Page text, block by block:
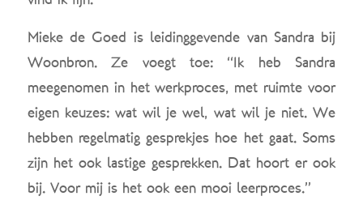
Mieke de Goed is leidinggevende van Sandra bij
Woonbron. Ze voegt toe: “Ik heb Sandra
meegenomen in het werkproces, met ruimte voor
eigen keuzes: wat wil je wel, wat wil je niet. We
hebben regelmatig gesprekjes hoe het gaat. Soms
zijn het ook lastige gesprekken. Dat hoort er ook
bij. Voor mij is het ook een mooi leerproces.”